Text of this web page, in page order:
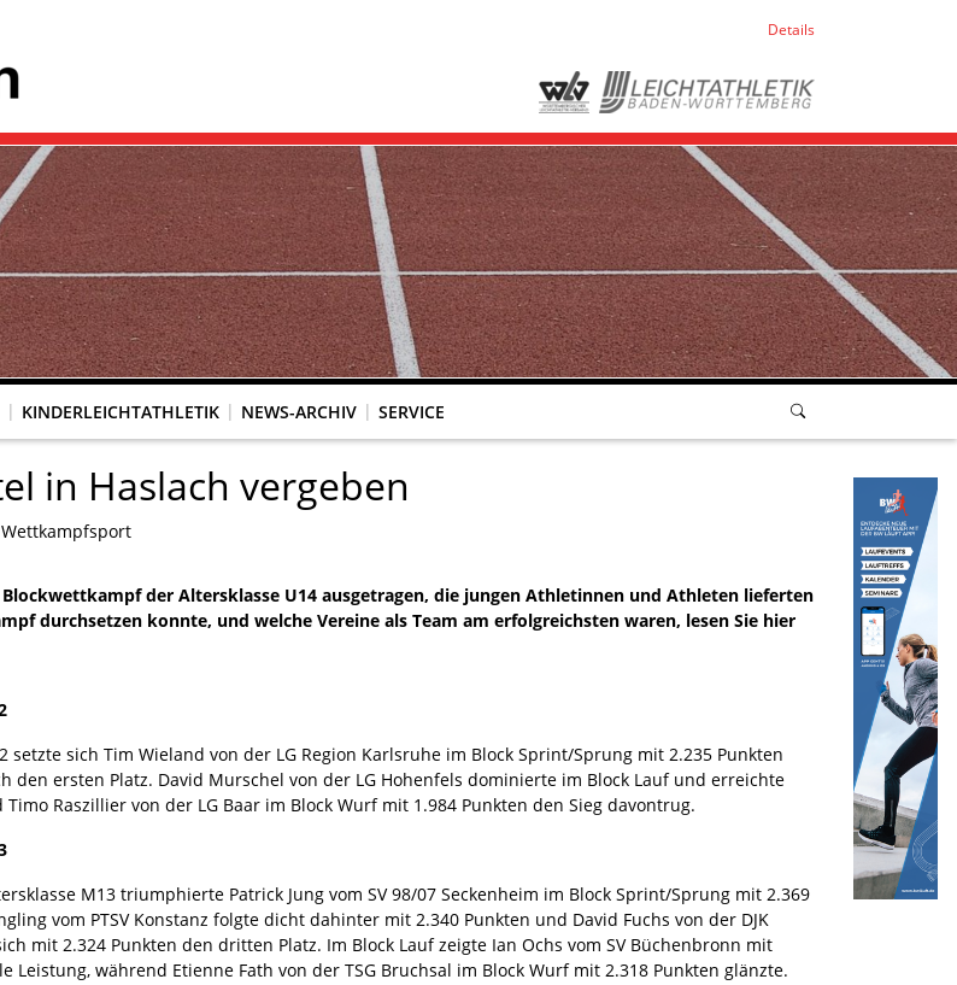
Details
KINDERLEICHTATHLETIK NEWS-ARCHIV SERVICE
in Haslach vergeben
Wettkampfsport
der Altersklasse U14 ausgetragen, die jungen Athletinnen und Athleten lieferten
durchsetzen konnte, und welche Vereine als Team am erfolgreichsten waren, lesen Sie hier
setzte sich Tim Wieland von der LG Region Karlsruhe im Block Sprint/Sprung mit 2.235 Punkten
den ersten Platz. David Murschel von der LG Hohenfels dominierte im Block Lauf und erreichte
Timo Raszillier von der LG Baar im Block Wurf mit 1.984 Punkten den Sieg davontrug.
M13 triumphierte Patrick Jung vom SV 98/07 Seckenheim im Block Sprint/Sprung mit 2.369
vom PTSV Konstanz folgte dicht dahinter mit 2.340 Punkten und David Fuchs von der DJK
mit 2.324 Punkten den dritten Platz. Im Block Lauf zeigte Ian Ochs vom SV Büchenbronn mit
Leistung, während Etienne Fath von der TSG Bruchsal im Block Wurf mit 2.318 Punkten glänzte.